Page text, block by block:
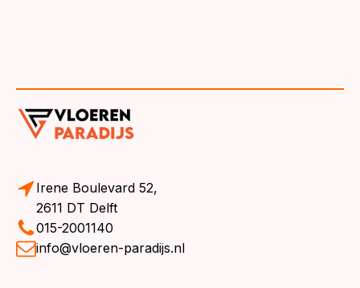
Irene Boulevard 52,
2611 DT Delft
015-2001140
info@vloeren-paradijs.nl